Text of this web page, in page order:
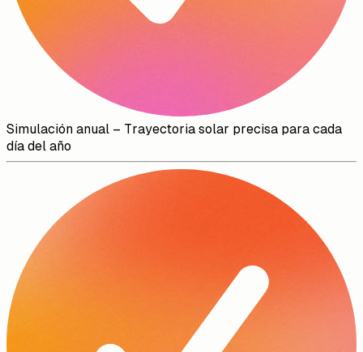
Simulación anual – Trayectoria solar precisa para cada
día del año